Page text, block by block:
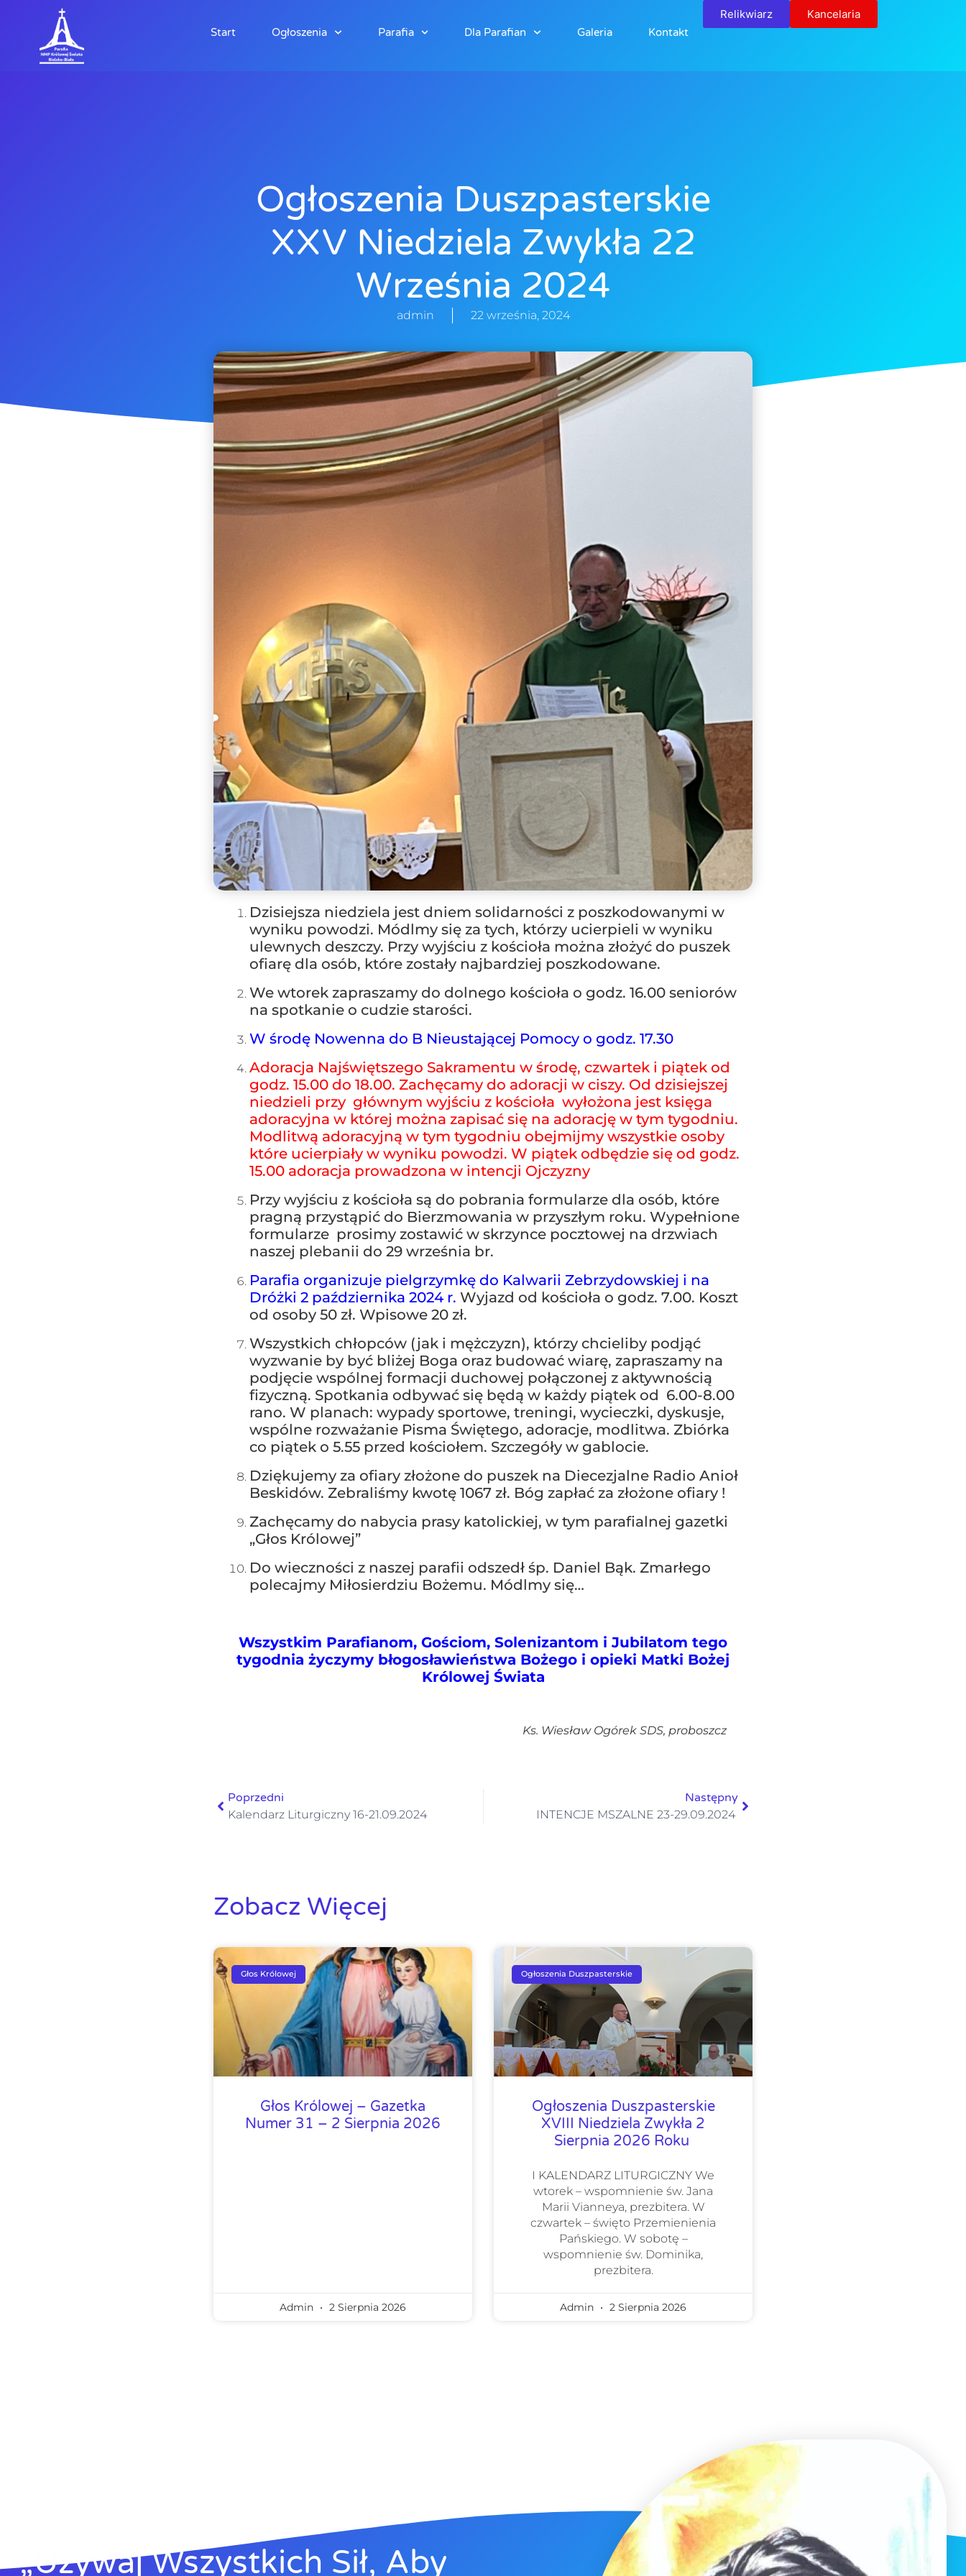
Start Ogłoszenia Parafia Dla Parafian Galeria Kontakt
Relikwiarz Kancelaria
Ogłoszenia Duszpasterskie
XXV Niedziela Zwykła 22
Września 2024
admin 22 września, 2024
Dzisiejsza niedziela jest dniem solidarności z poszkodowanymi w
wyniku powodzi. Módlmy się za tych, którzy ucierpieli w wyniku
ulewnych deszczy. Przy wyjściu z kościoła można złożyć do puszek
ofiarę dla osób, które zostały najbardziej poszkodowane.
We wtorek zapraszamy do dolnego kościoła o godz. 16.00 seniorów
na spotkanie o cudzie starości.
W środę Nowenna do B Nieustającej Pomocy o godz. 17.30
Adoracja Najświętszego Sakramentu w środę, czwartek i piątek od
godz. 15.00 do 18.00. Zachęcamy do adoracji w ciszy. Od dzisiejszej
niedzieli przy głównym wyjściu z kościoła wyłożona jest księga
adoracyjna w której można zapisać się na adorację w tym tygodniu.
Modlitwą adoracyjną w tym tygodniu obejmijmy wszystkie osoby
które ucierpiały w wyniku powodzi. W piątek odbędzie się od godz.
15.00 adoracja prowadzona w intencji Ojczyzny
Przy wyjściu z kościoła są do pobrania formularze dla osób, które
pragną przystąpić do Bierzmowania w przyszłym roku. Wypełnione
formularze prosimy zostawić w skrzynce pocztowej na drzwiach
naszej plebanii do 29 września br.
Parafia organizuje pielgrzymkę do Kalwarii Zebrzydowskiej i na
Dróżki 2 października 2024 r. Wyjazd od kościoła o godz. 7.00. Koszt
od osoby 50 zł. Wpisowe 20 zł.
Wszystkich chłopców (jak i mężczyzn), którzy chcieliby podjąć
wyzwanie by być bliżej Boga oraz budować wiarę, zapraszamy na
podjęcie wspólnej formacji duchowej połączonej z aktywnością
fizyczną. Spotkania odbywać się będą w każdy piątek od 6.00-8.00
rano. W planach: wypady sportowe, treningi, wycieczki, dyskusje,
wspólne rozważanie Pisma Świętego, adoracje, modlitwa. Zbiórka
co piątek o 5.55 przed kościołem. Szczegóły w gablocie.
Dziękujemy za ofiary złożone do puszek na Diecezjalne Radio Anioł
Beskidów. Zebraliśmy kwotę 1067 zł. Bóg zapłać za złożone ofiary !
Zachęcamy do nabycia prasy katolickiej, w tym parafialnej gazetki
„Głos Królowej”
Do wieczności z naszej parafii odszedł śp. Daniel Bąk. Zmarłego
polecajmy Miłosierdziu Bożemu. Módlmy się…
Wszystkim Parafianom, Gościom, Solenizantom i Jubilatom tego
tygodnia życzymy błogosławieństwa Bożego i opieki Matki Bożej
Królowej Świata
Ks. Wiesław Ogórek SDS, proboszcz
Poprzedni
Kalendarz Liturgiczny 16-21.09.2024
Następny
INTENCJE MSZALNE 23-29.09.2024
Zobacz Więcej
Głos Królowej
Głos Królowej – Gazetka
Numer 31 – 2 Sierpnia 2026
Admin 2 Sierpnia 2026
Ogłoszenia Duszpasterskie
Ogłoszenia Duszpasterskie
XVIII Niedziela Zwykła 2
Sierpnia 2026 Roku
I KALENDARZ LITURGICZNY We
wtorek – wspomnienie św. Jana
Marii Vianneya, prezbitera. W
czwartek – święto Przemienienia
Pańskiego. W sobotę –
wspomnienie św. Dominika,
prezbitera.
Admin 2 Sierpnia 2026
„Używaj Wszystkich Sił, Aby